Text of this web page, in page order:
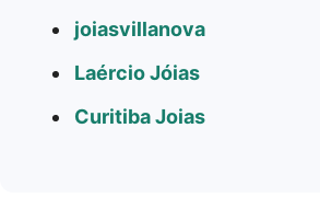
joiasvillanova
Laércio Jóias
Curitiba Joias